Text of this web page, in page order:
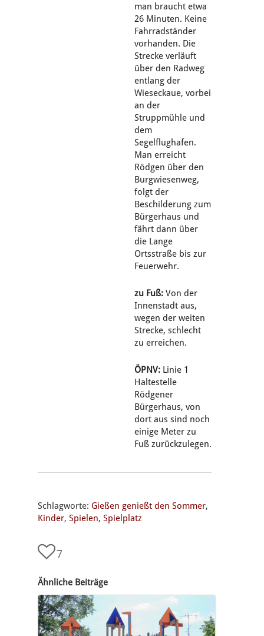
man braucht etwa
26 Minuten. Keine
Fahrradständer
vorhanden. Die
Strecke verläuft
über den Radweg
entlang der
Wieseckaue, vorbei
an der
Struppmühle und
dem
Segelflughafen.
Man erreicht
Rödgen über den
Burgwiesenweg,
folgt der
Beschilderung zum
Bürgerhaus und
fährt dann über
die Lange
Ortsstraße bis zur
Feuerwehr.
zu Fuß: Von der
Innenstadt aus,
wegen der weiten
Strecke, schlecht
zu erreichen.
ÖPNV: Linie 1
Haltestelle
Rödgener
Bürgerhaus, von
dort aus sind noch
einige Meter zu
Fuß zurückzulegen.
Schlagworte: Gießen genießt den Sommer,
Kinder, Spielen, Spielplatz
7
Ähnliche Beiträge